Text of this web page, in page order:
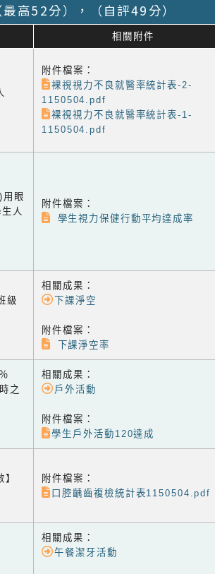
高52分），（自評49分）
相關附件
附件檔案：
裸視視力不良就醫率統計表-2-
1150504.pdf
裸視視力不良就醫率統計表-1-
1150504.pdf
用眼
人
附件檔案：
學生視力保健行動平均達成率
級
相關成果：
下課淨空
附件檔案：
下課淨空率
之
相關成果：
戶外活動
附件檔案：
學生戶外活動120達成
附件檔案：
口腔齲齒複檢統計表1150504.pdf
相關成果：
午餐潔牙活動